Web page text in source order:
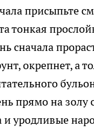
присыпьте
тонкая
сначала
окрепнет, а
прямо на золу
уродливые